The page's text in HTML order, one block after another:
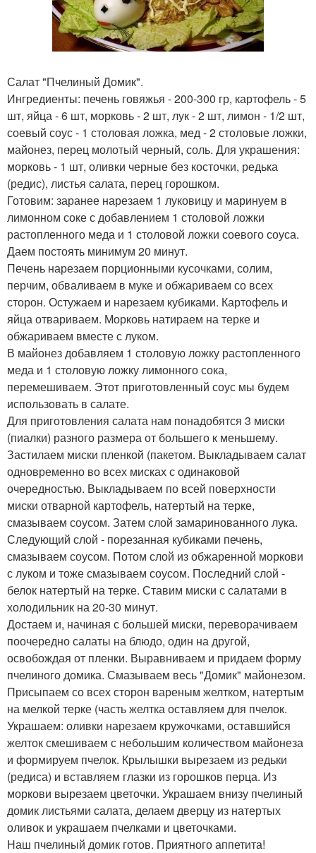
Салат "Пчелиный Домик".
Ингредиенты: печень говяжья - 200-300 гр, картофель - 5
шт, яйца - 6 шт, морковь - 2 шт, лук - 2 шт, лимон - 1/2 шт,
соевый соус - 1 столовая ложка, мед - 2 столовые ложки,
майонез, перец молотый черный, соль. Для украшения:
морковь - 1 шт, оливки черные без косточки, редька
(редис), листья салата, перец горошком.
Готовим: заранее нарезаем 1 луковицу и маринуем в
лимонном соке с добавлением 1 столовой ложки
растопленного меда и 1 столовой ложки соевого соуса.
Даем постоять минимум 20 минут.
Печень нарезаем порционными кусочками, солим,
перчим, обваливаем в муке и обжариваем со всех
сторон. Остужаем и нарезаем кубиками. Картофель и
яйца отвариваем. Морковь натираем на терке и
обжариваем вместе с луком.
В майонез добавляем 1 столовую ложку растопленного
меда и 1 столовую ложку лимонного сока,
перемешиваем. Этот приготовленный соус мы будем
использовать в салате.
Для приготовления салата нам понадобятся 3 миски
(пиалки) разного размера от большего к меньшему.
Застилаем миски пленкой (пакетом. Выкладываем салат
одновременно во всех мисках с одинаковой
очередностью. Выкладываем по всей поверхности
миски отварной картофель, натертый на терке,
смазываем соусом. Затем слой замаринованного лука.
Следующий слой - порезанная кубиками печень,
смазываем соусом. Потом слой из обжаренной моркови
с луком и тоже смазываем соусом. Последний слой -
белок натертый на терке. Ставим миски с салатами в
холодильник на 20-30 минут.
Достаем и, начиная с большей миски, переворачиваем
поочередно салаты на блюдо, один на другой,
освобождая от пленки. Выравниваем и придаем форму
пчелиного домика. Смазываем весь "Домик" майонезом.
Присыпаем со всех сторон вареным желтком, натертым
на мелкой терке (часть желтка оставляем для пчелок.
Украшаем: оливки нарезаем кружочками, оставшийся
желток смешиваем с небольшим количеством майонеза
и формируем пчелок. Крылышки вырезаем из редьки
(редиса) и вставляем глазки из горошков перца. Из
моркови вырезаем цветочки. Украшаем внизу пчелиный
домик листьями салата, делаем дверцу из натертых
оливок и украшаем пчелками и цветочками.
Наш пчелиный домик готов. Приятного аппетита!